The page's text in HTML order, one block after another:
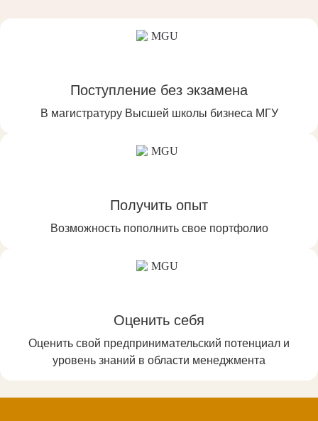
Поступление без экзамена
В магистратуру Высшей школы бизнеса МГУ
Получить опыт
Возможность пополнить свое портфолио
Оценить себя
Оценить свой предпринимательский потенциал и
уровень знаний в области менеджмента